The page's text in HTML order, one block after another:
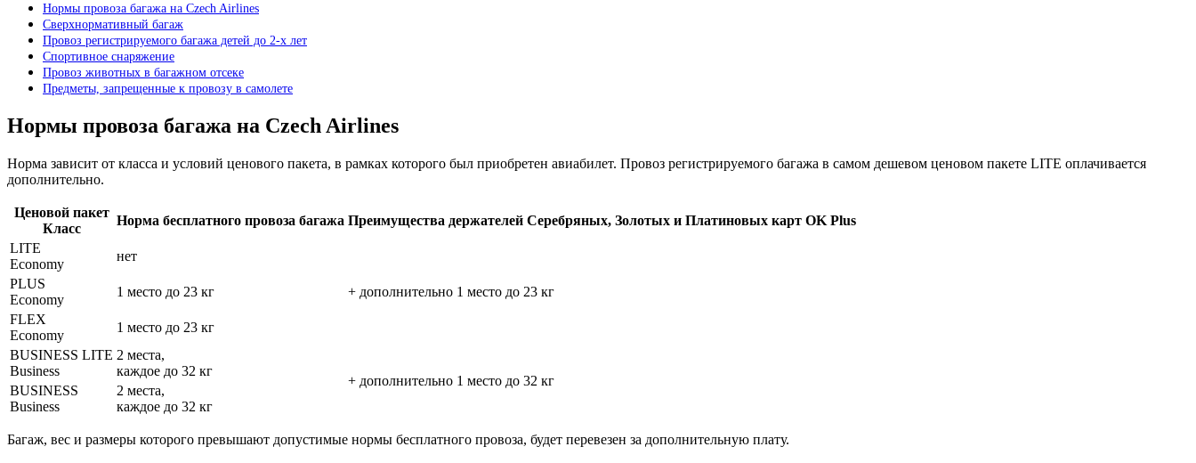
Нормы провоза багажа на Czech Airlines
Сверхнормативный багаж
Провоз регистрируемого багажа детей до 2‑х лет
Спортивное снаряжение
Провоз животных в багажном отсеке
Предметы, запрещенные к провозу в самолете
Нормы провоза багажа на Czech Airlines
Норма зависит от класса и условий ценового пакета, в рамках которого был приобретен авиабилет. Провоз регистрируемого багажа в самом дешевом ценовом пакете LITE оплачивается
дополнительно.
Ценовой пакет
Класс
Норма бесплатного провоза багажа Преимущества держателей Серебряных, Золотых и Платиновых карт OK Plus
LITE
Economy
нет
+ дополнительно 1 место до 23 кг
PLUS
Economy
1 место до 23 кг
FLEX
Economy
1 место до 23 кг
BUSINESS LITE
Business
2 места,
каждое до 32 кг
+ дополнительно 1 место до 32 кг
BUSINESS
Business
2 места,
каждое до 32 кг
Багаж, вес и размеры которого превышают допустимые нормы бесплатного провоза, будет перевезен за дополнительную плату.